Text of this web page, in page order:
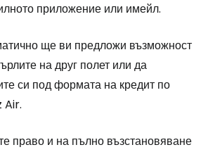
приложение или имейл.
ще ви предложи възможност
на друг полет или да
си под формата на кредит по
Air.
право и на пълно възстановяване